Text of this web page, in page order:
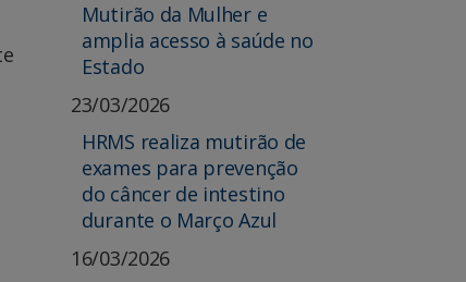
Mutirão da Mulher e
amplia acesso à saúde no
Estado
23/03/2026
HRMS realiza mutirão de
exames para prevenção
do câncer de intestino
durante o Março Azul
16/03/2026